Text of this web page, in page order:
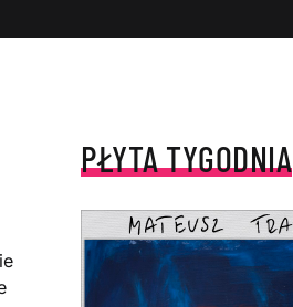
PŁYTA TYGODNIA